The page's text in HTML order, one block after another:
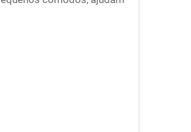
de fundo interferindo.